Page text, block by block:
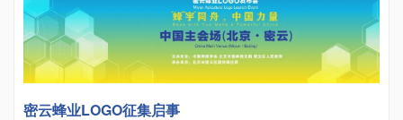
密云蜂业LOGO征集启事